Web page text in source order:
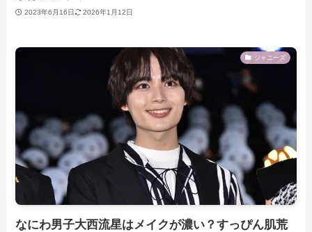
2023年6月16日 2026年1月12日
ジャニーズ
なにわ男子大西流星はメイクが濃い？すっぴん肌荒